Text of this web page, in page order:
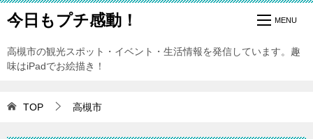
今日もプチ感動！
高槻市の観光スポット・イベント・生活情報を発信しています。趣
味はiPadでお絵描き！
TOP 高槻市